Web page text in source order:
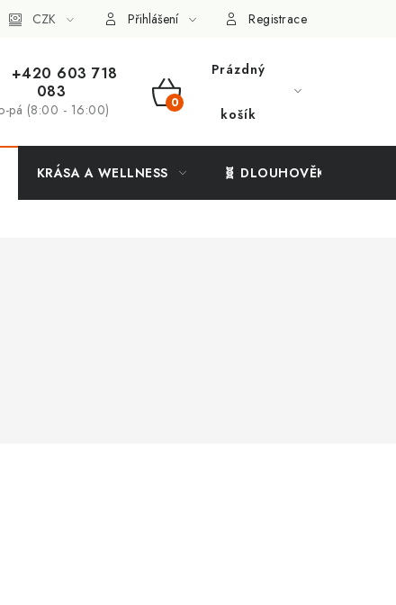
systém Vše o nákupu
CZK Přihlášení Registrace
+420 603 718
083
pá (8:00 - 16:00)
NÁKUPNÍ
Prázdný
košík
KRÁSA A WELLNESS 🧬 DLOUHOVĚKOST